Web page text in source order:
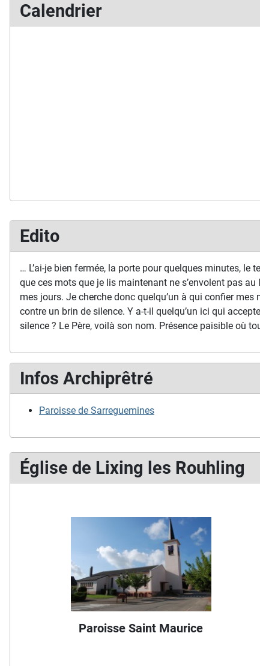
Edito
… L’ai-je bien fermée, la porte pour quelques minutes, le
que ces mots que je lis maintenant ne s’envolent pas
mes jours. Je cherche donc quelqu’un à qui confier
contre un brin de silence. Y a-t-il quelqu’un ici qui
silence ? Le Père, voilà son nom. Présence paisible où
Infos Archiprêtré
Paroisse de Sarreguemines
Calendrier
Église de Lixing les Rouhling
Paroisse Saint Maurice